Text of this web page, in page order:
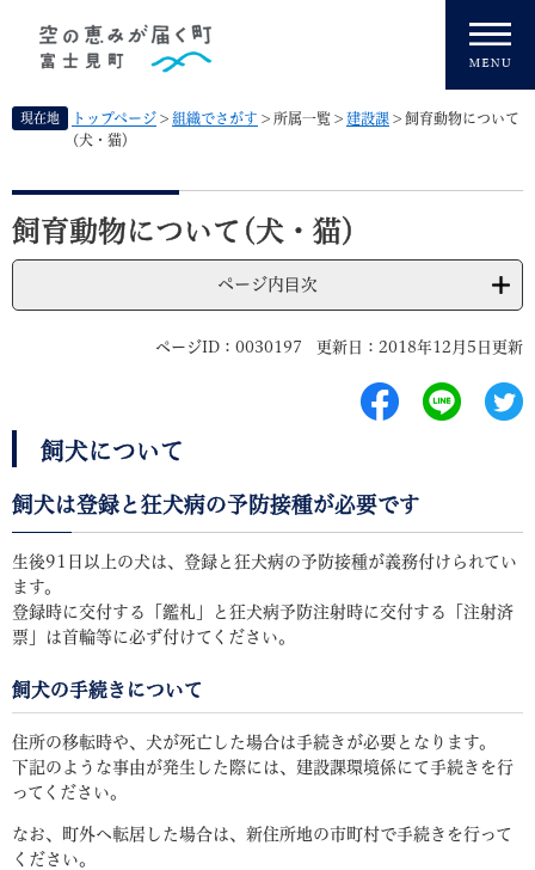
先
す
現在地 トップページ > 組織でさがす > 所属一覧 > 建設課 > 飼育動物について
(犬・猫）
本
文
飼育動物について(犬・猫）
ページ内目次
ページID：0030197 更新日：2018年12月5日更新
飼犬について
飼犬は登録と狂犬病の予防接種が必要です
生後91日以上の犬は、登録と狂犬病の予防接種が義務付けられてい
ます。
登録時に交付する「鑑札」と狂犬病予防注射時に交付する「注射済
票」は首輪等に必ず付けてください。
飼犬の手続きについて
住所の移転時や、犬が死亡した場合は手続きが必要となります。
下記のような事由が発生した際には、建設課環境係にて手続きを行
ってください。
なお、町外へ転居した場合は、新住所地の市町村で手続きを行って
ください。